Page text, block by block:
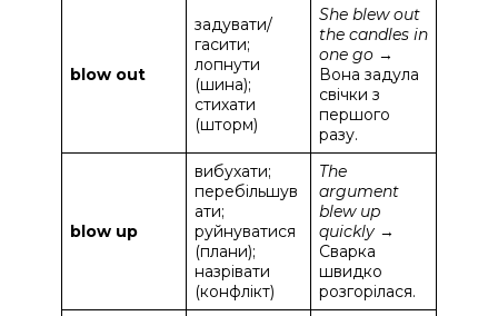
blow out
задувати/
гасити;
лопнути
(шина);
стихати
(шторм)
She blew out
the candles in
one go →
Вона задула
свічки з
першого
разу.
blow up
вибухати;
перебільшув
ати;
руйнуватися
(плани);
назрівати
(конфлікт)
The
argument
blew up
quickly →
Сварка
швидко
розгорілася.